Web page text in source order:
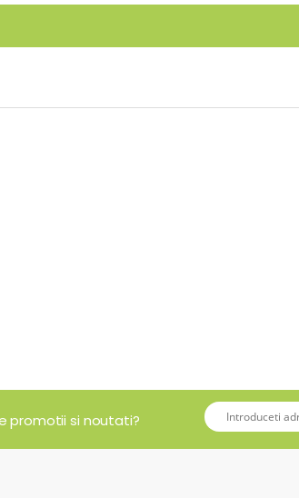
promotii si noutati?